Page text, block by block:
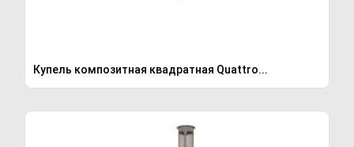
Купель композитная квадратная Quattro...